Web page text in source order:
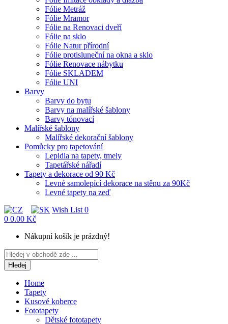
Fólie Metráž
Fólie Mramor
Fólie na Renovaci dveří
Fólie na sklo
Fólie Natur přírodní
Fólie protisluneční na okna a sklo
Fólie Renovace nábytku
Fólie SKLADEM
Fólie UNI
Barvy
Barvy do bytu
Barvy na malířské šablony
Barvy tónovací
Malířské šablony
Malířské dekorační šablony
Pomůcky pro tapetování
Lepidla na tapety, tmely
Tapetářské nářadí
Tapety a dekorace od 90 Kč
Levné samolepící dekorace na stěnu za 90Kč
Levné tapety na zeď
Wish List 0
0 0.00 Kč
Nákupní košík je prázdný!
Hledej
Home
Tapety
Kusové koberce
Fototapety
Dětské fototapety